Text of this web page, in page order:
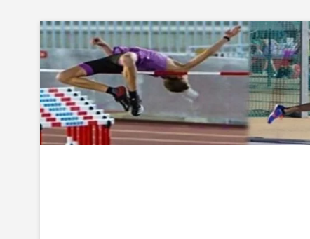
Saltar
contenido